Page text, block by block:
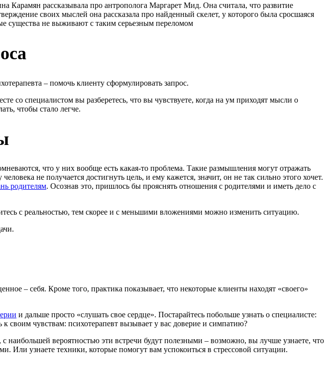
Карамян рассказывала про антрополога Маргарет Мид. Она считала, что развитие
своих мыслей она рассказала про найденный скелет, у которого была сросшаяся
существа не выживают с таким серьезным переломом
– помочь клиенту сформулировать запрос.
со специалистом вы разберетесь, что вы чувствуете, когда на ум приходят мысли о
чтобы стало легче.
что у них вообще есть какая-то проблема. Такие размышления могут отражать
не получается достигнуть цель, и ему кажется, значит, он не так сильно этого хочет.
родителям. Осознав это, пришлось бы прояснять отношения с родителями и иметь дело с
с реальностью, тем скорее и с меньшими вложениями можно изменить ситуацию.
– себя. Кроме того, практика показывает, что некоторые клиенты находят «своего»
и дальше просто «слушать свое сердце». Постарайтесь побольше узнать о специалисте:
своим чувствам: психотерапевт вызывает у вас доверие и симпатию?
наибольшей вероятностью эти встречи будут полезными – возможно, вы лучше узнаете, что
узнаете техники, которые помогут вам успокоиться в стрессовой ситуации.